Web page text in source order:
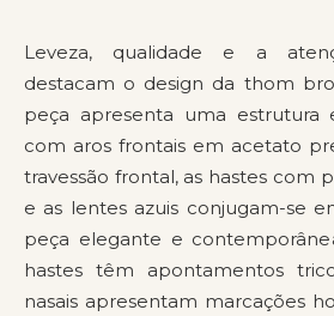
Leveza, qualidade e a
destacam o design da thom
peça apresenta uma estrutura
com aros frontais em acetato
travessão frontal, as hastes com
e as lentes azuis conjugam-se
peça elegante e
hastes têm apontamentos
nasais apresentam marcações